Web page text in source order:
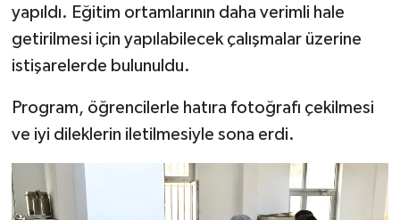
yapıldı. Eğitim ortamlarının daha verimli hale
getirilmesi için yapılabilecek çalışmalar üzerine
istişarelerde bulunuldu.
Program, öğrencilerle hatıra fotoğrafı çekilmesi
ve iyi dileklerin iletilmesiyle sona erdi.